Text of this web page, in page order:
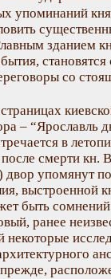
упоминаний
зданием
со
– “Ярославль
в
смерти кн.
упомянут
выстроенной
быть
ранее
некоторые
прежде,